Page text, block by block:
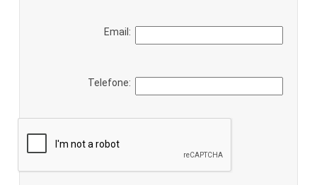
Email:
Telefone: